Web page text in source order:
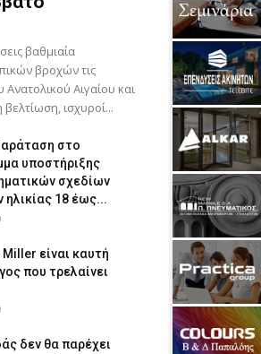
βαθμιαία
βροχών τις
Αιγαίου και
ισχυροί...
στο
υποστήριξης
σχεδίων
ηλικίας 18 έως...
είναι καυτή
που τρελαίνει
δεν θα παρέχει